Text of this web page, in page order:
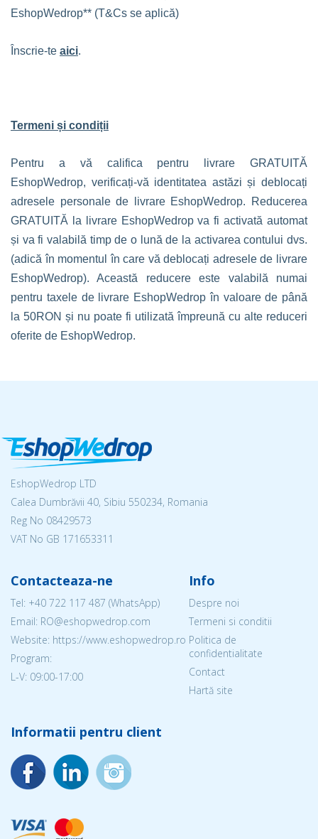
EshopWedrop** (T&Cs se aplică)
Înscrie-te aici.
Termeni și condiții
Pentru a vă califica pentru livrare GRATUITĂ
EshopWedrop, verificați-vă identitatea astăzi și deblocați
adresele personale de livrare EshopWedrop. Reducerea
GRATUITĂ la livrare EshopWedrop va fi activată automat
și va fi valabilă timp de o lună de la activarea contului dvs.
(adică în momentul în care vă deblocați adresele de livrare
EshopWedrop). Această reducere este valabilă numai
pentru taxele de livrare EshopWedrop în valoare de până
la 50RON și nu poate fi utilizată împreună cu alte reduceri
oferite de EshopWedrop.
EshopWedrop LTD
Calea Dumbrăvii 40, Sibiu 550234, Romania
Reg No 08429573
VAT No GB 171653311
Contacteaza-ne
Tel: +40 722 117 487 (WhatsApp)
Email: RO@eshopwedrop.com
Website: https://www.eshopwedrop.ro
Program:
L-V: 09:00-17:00
Info
Despre noi
Termeni si conditii
Politica de
confidentialitate
Contact
Hartă site
Informatii pentru client